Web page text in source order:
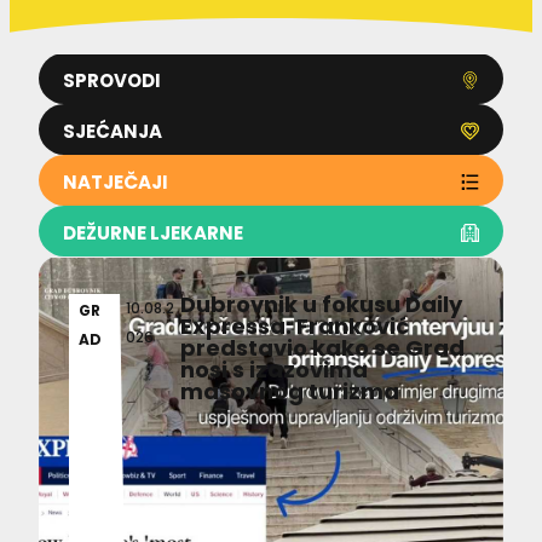
SPROVODI
SJEĆANJA
NATJEČAJI
DEŽURNE LJEKARNE
GR
AD
10.08.2
026
Dubrovnik u fokusu Daily
Expressa: Franković
predstavio kako se Grad
nosi s izazovima
masovnog turizma